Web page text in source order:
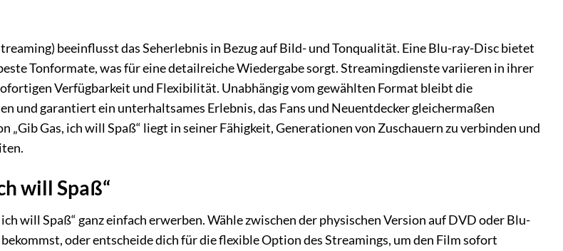
beeinflusst das Seherlebnis in Bezug auf Bild- und Tonqualität. Eine Blu-ray-Disc bietet
Tonformate, was für eine detailreiche Wiedergabe sorgt. Streamingdienste variieren in ihrer
Verfügbarkeit und Flexibilität. Unabhängig vom gewählten Format bleibt die
und garantiert ein unterhaltsames Erlebnis, das Fans und Neuentdecker gleichermaßen
„Gib Gas, ich will Spaß“ liegt in seiner Fähigkeit, Generationen von Zuschauern zu verbinden und
will Spaß“
will Spaß“ ganz einfach erwerben. Wähle zwischen der physischen Version auf DVD oder Blu-
oder entscheide dich für die flexible Option des Streamings, um den Film sofort